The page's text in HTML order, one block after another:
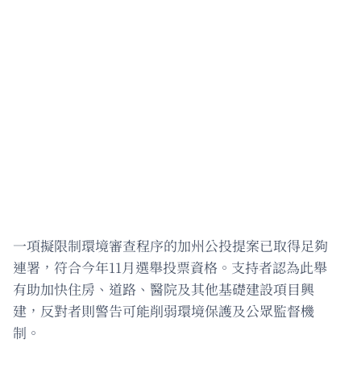
一項擬限制環境審查程序的加州公投提案已取得足夠
連署，符合今年11月選舉投票資格。支持者認為此舉
有助加快住房、道路、醫院及其他基礎建設項目興
建，反對者則警告可能削弱環境保護及公眾監督機
制。